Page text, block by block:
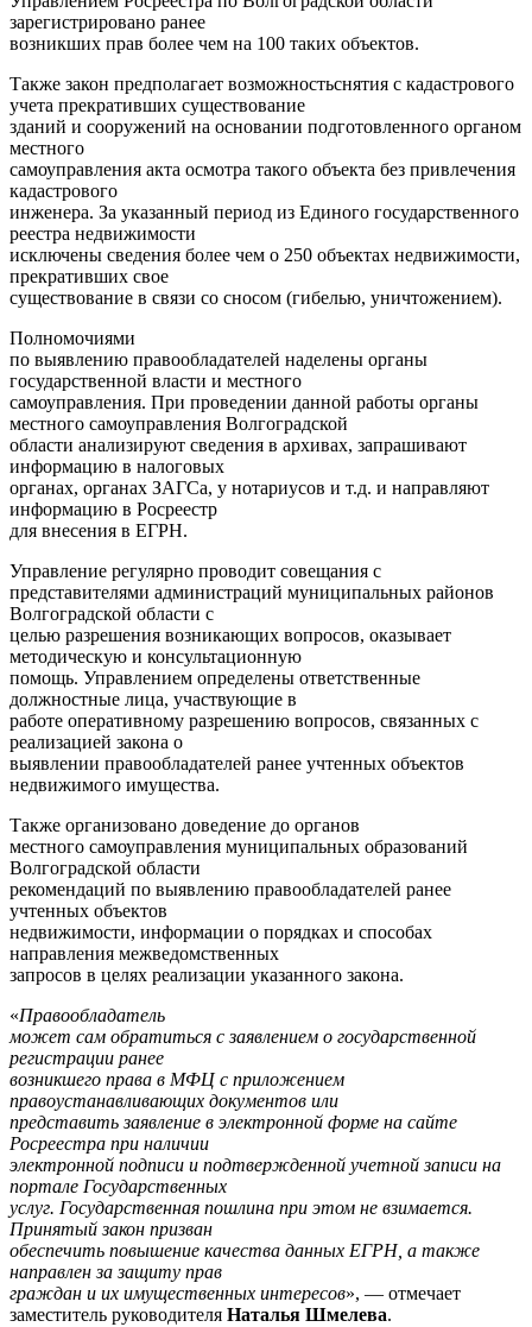
зарегистрировано ранее
возникших прав более чем на 100 таких объектов.
Также закон предполагает возможностьснятия с кадастрового
учета прекративших существование
зданий и сооружений на основании подготовленного органом
местного
самоуправления акта осмотра такого объекта без привлечения
кадастрового
инженера. За указанный период из Единого государственного
реестра недвижимости
исключены сведения более чем о 250 объектах недвижимости,
прекративших свое
существование в связи со сносом (гибелью, уничтожением).
Полномочиями
по выявлению правообладателей наделены органы
государственной власти и местного
самоуправления. При проведении данной работы органы
местного самоуправления Волгоградской
области анализируют сведения в архивах, запрашивают
информацию в налоговых
органах, органах ЗАГСа, у нотариусов и т.д. и направляют
информацию в Росреестр
для внесения в ЕГРН.
Управление регулярно проводит совещания с
представителями администраций муниципальных районов
Волгоградской области с
целью разрешения возникающих вопросов, оказывает
методическую и консультационную
помощь. Управлением определены ответственные
должностные лица, участвующие в
работе оперативному разрешению вопросов, связанных с
реализацией закона о
выявлении правообладателей ранее учтенных объектов
недвижимого имущества.
Также организовано доведение до органов
местного самоуправления муниципальных образований
Волгоградской области
рекомендаций по выявлению правообладателей ранее
учтенных объектов
недвижимости, информации о порядках и способах
направления межведомственных
запросов в целях реализации указанного закона.
«Правообладатель
может сам обратиться с заявлением о государственной
регистрации ранее
возникшего права в МФЦ с приложением
правоустанавливающих документов или
представить заявление в электронной форме на сайте
Росреестра при наличии
электронной подписи и подтвержденной учетной записи на
портале Государственных
услуг. Государственная пошлина при этом не взимается.
Принятый закон призван
обеспечить повышение качества данных ЕГРН, а также
направлен за защиту прав
граждан и их имущественных интересов», — отмечает
заместитель руководителя Наталья Шмелева.